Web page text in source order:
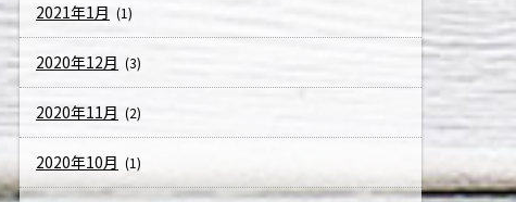
2021年1月 (1)
2020年12月 (3)
2020年11月 (2)
2020年10月 (1)